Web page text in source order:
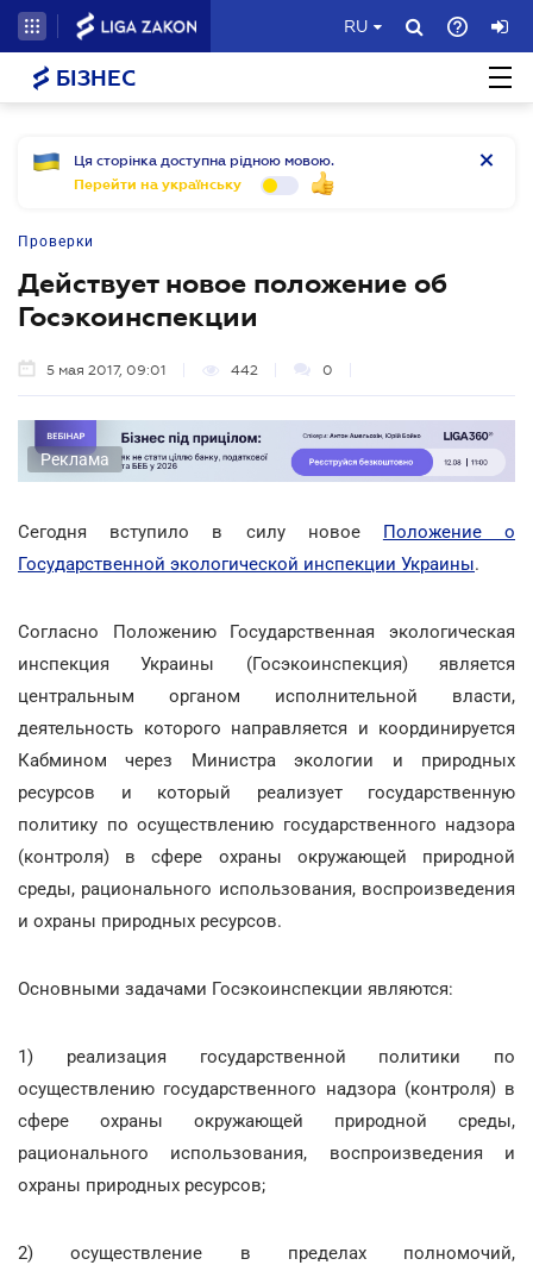
RU
БІЗНЕС
Ця сторінка доступна рідною мовою.
Перейти на українську
Проверки
Действует новое положение об
Госэкоинспекции
5 мая 2017, 09:01 442 0
Реклама
Сегодня вступило в силу новое Положение о
Государственной экологической инспекции Украины.
Согласно Положению Государственная экологическая
инспекция Украины (Госэкоинспекция) является
центральным органом исполнительной власти,
деятельность которого направляется и координируется
Кабмином через Министра экологии и природных
ресурсов и который реализует государственную
политику по осуществлению государственного надзора
(контроля) в сфере охраны окружающей природной
среды, рационального использования, воспроизведения
и охраны природных ресурсов.
Основными задачами Госэкоинспекции являются:
1) реализация государственной политики по
осуществлению государственного надзора (контроля) в
сфере охраны окружающей природной среды,
рационального использования, воспроизведения и
охраны природных ресурсов;
2) осуществление в пределах полномочий,